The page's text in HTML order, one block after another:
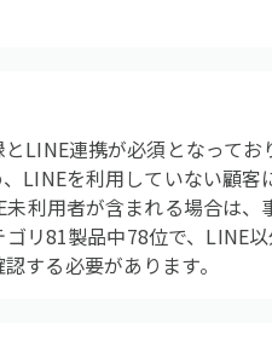
LINE連携が必須となって
LINEを利用していない顧
利用者が含まれる場合は
リ81製品中78位で、LINE
する必要があります。